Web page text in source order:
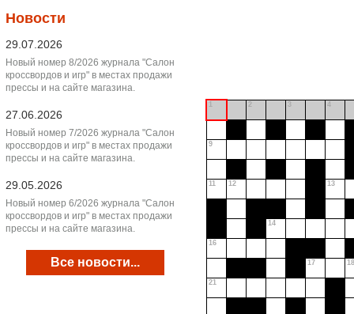
Новости
29.07.2026
Новый номер 8/2026 журнала "Салон
кроссвордов и игр" в местах продажи
прессы и на сайте магазина.
27.06.2026
Новый номер 7/2026 журнала "Салон
кроссвордов и игр" в местах продажи
прессы и на сайте магазина.
29.05.2026
Новый номер 6/2026 журнала "Салон
кроссвордов и игр" в местах продажи
прессы и на сайте магазина.
Все новости...
1 2 3 4
9
11 12 13
14
16
17 18
21